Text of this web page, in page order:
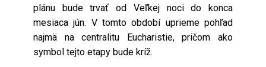
plánu bude trvať od Veľkej noci do konca
mesiaca jún. V tomto období uprieme pohľad
najmä na centralitu Eucharistie, pričom ako
symbol tejto etapy bude kríž.